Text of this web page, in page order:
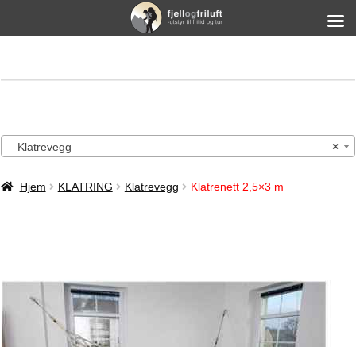
×
Klatrevegg
Hjem KLATRING Klatrevegg Klatrenett 2,5×3 m